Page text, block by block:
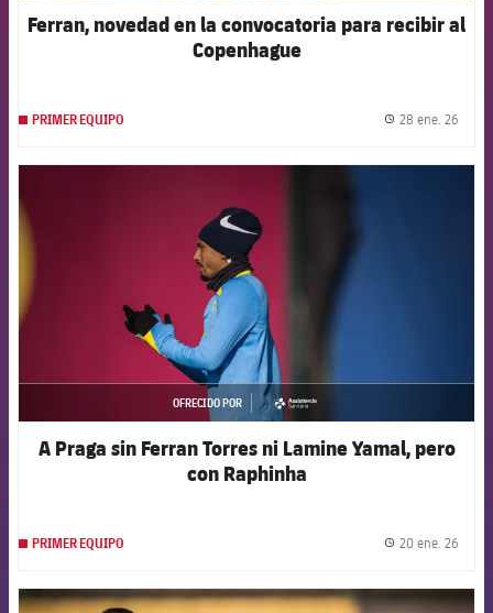
Ferran, novedad en la convocatoria para recibir al
Copenhague
PRIMER EQUIPO 28 ene. 26
OFRECIDO POR
asistencia
A Praga sin Ferran Torres ni Lamine Yamal, pero
con Raphinha
PRIMER EQUIPO 20 ene. 26
FCB Barcelona badge